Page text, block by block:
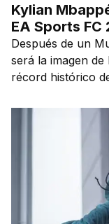
Kylian
EA Sports FC
Después de un
será la imagen
récord histórico